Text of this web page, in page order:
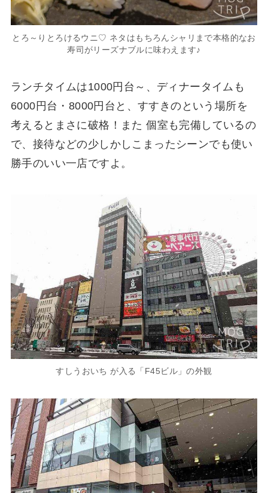
とろ～りとろけるウニ♡ ネタはもちろんシャリまで本格的なお
寿司がリーズナブルに味わえます♪
ランチタイムは1000円台～、ディナータイムも
6000円台・8000円台と、すすきのという場所を
考えるとまさに破格！また 個室も完備しているの
で、接待などの少しかしこまったシーンでも使い
勝手のいい一店ですよ。
すしうおいち が入る「F45ビル」の外観